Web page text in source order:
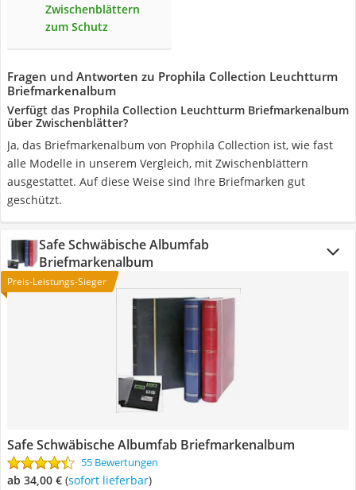
Zwischenblättern
zum Schutz
Fragen und Antworten zu Prophila Collection Leuchtturm
Briefmarkenalbum
Verfügt das Prophila Collection Leuchtturm Briefmarkenalbum
über Zwischenblätter?
Ja, das Briefmarkenalbum von Prophila Collection ist, wie fast
alle Modelle in unserem Vergleich, mit Zwischenblättern
ausgestattet. Auf diese Weise sind Ihre Briefmarken gut
geschützt.
Safe Schwäbische Albumfab
Briefmarkenalbum
Preis-Leistungs-Sieger
Safe Schwäbische Albumfab Briefmarkenalbum
55 Bewertungen
ab 34,00 € ( Sofort lieferbar)